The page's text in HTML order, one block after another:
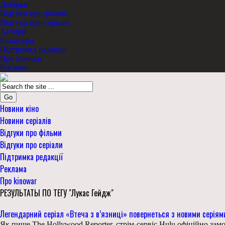
Добірки
Відгуки про фільми
Відгуки про серіали
Актори
Режисери
Підтримка редакції
Про kinowar
Реклама
Go
Новини кіно
Новини серіалів
Відгуки про фільми
Відгуки про серіали
Підтримка редакції
Реклама
Про kinowar
РЕЗУЛЬТАТЫ ПО ТЕГУ "Лукас Гейдж"
Легендарний серіал «Втеча з в’язниці» повернеться з новими